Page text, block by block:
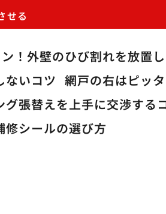
せる
！外壁のひび割れを放置
ないコツ 網戸の右はピッ
張替えを上手に交渉する
シールの選び方